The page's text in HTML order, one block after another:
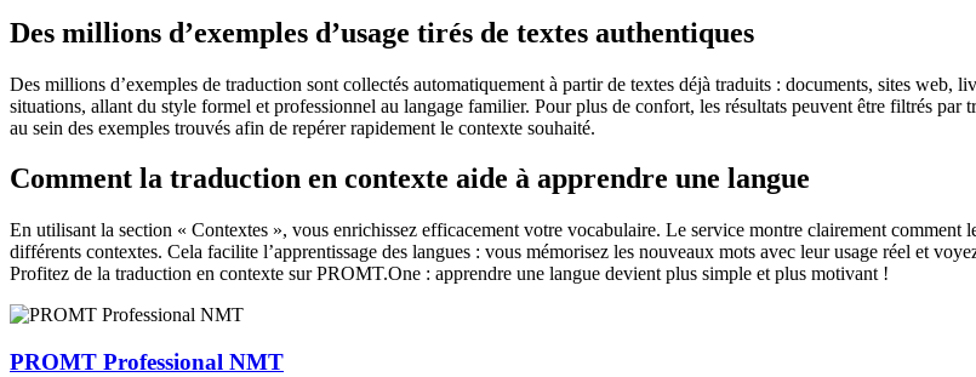
Des millions d’exemples d’usage tirés de textes authentiques
Des millions d’exemples de traduction sont collectés automatiquement à partir de textes déjà traduits : documents, sites
situations, allant du style formel et professionnel au langage familier. Pour plus de confort, les résultats peuvent être filtrés
au sein des exemples trouvés afin de repérer rapidement le contexte souhaité.
Comment la traduction en contexte aide à apprendre une langue
En utilisant la section « Contextes », vous enrichissez efficacement votre vocabulaire. Le service montre clairement comment
différents contextes. Cela facilite l’apprentissage des langues : vous mémorisez les nouveaux mots avec leur usage réel et
Profitez de la traduction en contexte sur PROMT.One : apprendre une langue devient plus simple et plus motivant !
PROMT Professional NMT